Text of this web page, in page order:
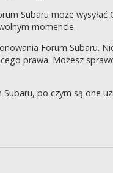
Subaru może
momencie.
Forum Subaru.
prawa. Możesz
po czym są one